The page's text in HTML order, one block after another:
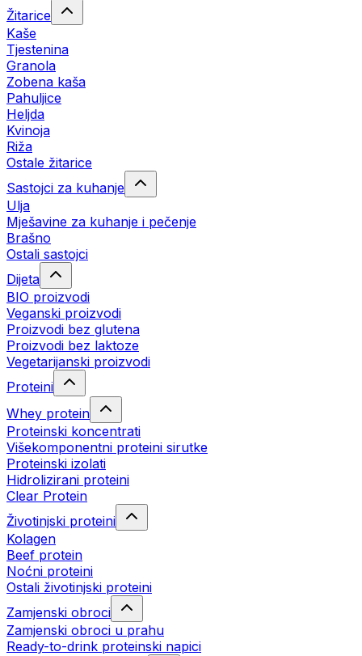
Žitarice
Kaše
Tjestenina
Granola
Zobena kaša
Pahuljice
Heljda
Kvinoja
Riža
Ostale žitarice
Sastojci za kuhanje
Ulja
Mješavine za kuhanje i pečenje
Brašno
Ostali sastojci
Dijeta
BIO proizvodi
Veganski proizvodi
Proizvodi bez glutena
Proizvodi bez laktoze
Vegetarijanski proizvodi
Proteini
Whey protein
Proteinski koncentrati
Višekomponentni proteini sirutke
Proteinski izolati
Hidrolizirani proteini
Clear Protein
Životinjski proteini
Kolagen
Beef protein
Noćni proteini
Ostali životinjski proteini
Zamjenski obroci
Zamjenski obroci u prahu
Ready-to-drink proteinski napici